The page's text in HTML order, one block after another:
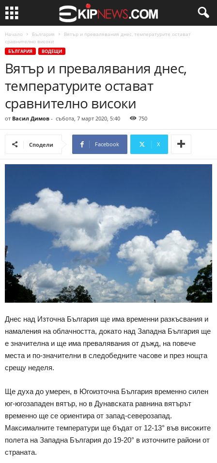
Начало България
Вятър и превалявания днес, температурите остават
сравнително високи
БЪЛГАРИЯ ВОДЕЩИ
Вятър и превалявания днес,
температурите остават
сравнително високи
от Васил Димов - събота, 7 март 2020, 5:40 750
Сподели Facebook X
Днес над Източна България ще има временни разкъсвания и
намаления на облачността, докато над Западна България ще
е значителна и ще има превалявания от дъжд, на повече
места и по-значителни в следобедните часове и през нощта
срещу неделя.
Ще духа до умерен, в Югоизточна България временно силен
юг-югозападен вятър, но в Дунавската равнина вятърът
временно ще се ориентира от запад-северозапад.
Максималните температури ще бъдат от 12-13° във високите
полета на Западна България до 19-20° в източните райони от
страната.